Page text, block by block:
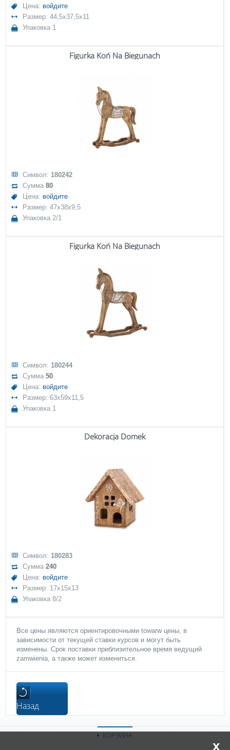
Цена: войдите
Размер: 44,5x37,5x11
Упаковка 1
Figurka Koń Na Biegunach
Символ: 180242
Сумма80
Цена: войдите
Размер: 47x38x9,5
Упаковка 2/1
Figurka Koń Na Biegunach
Символ: 180244
Сумма50
Цена: войдите
Размер: 63x59x11,5
Упаковка 1
Dekoracja Domek
Символ: 180283
Сумма240
Цена: войдите
Размер: 17x15x13
Упаковка 8/2
Все цены являются ориентировочными towarw цены, в
зависимости от текущей ставки курсов и могут быть
изменены. Срок поставки приблизительное время ведущий
zamwienia, а также может измениться.
Назад
КОРЗИНА
x